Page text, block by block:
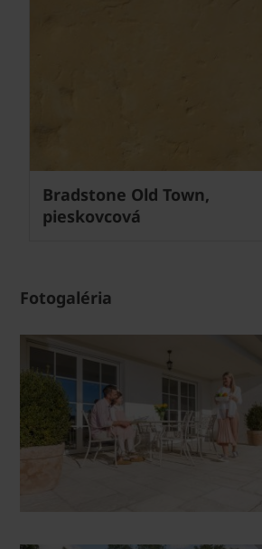
Bradstone Old Town,
pieskovcová
Fotogaléria